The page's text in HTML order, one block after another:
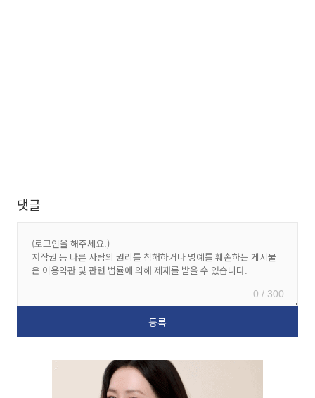
댓글
0 / 300